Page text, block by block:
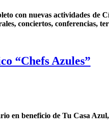
con nuevas actividades de
conciertos, conferencias,
“Chefs Azules”
en beneficio de Tu Casa